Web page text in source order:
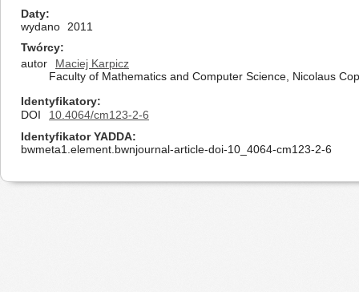
Daty
wydano
2011
Twórcy
autor
Maciej Karpicz
Faculty of Mathematics and Computer Science, Nicolaus
Identyfikatory
DOI
10.4064/cm123-2-6
Identyfikator YADDA
bwmeta1.element.bwnjournal-article-doi-10_4064-cm123-2-6